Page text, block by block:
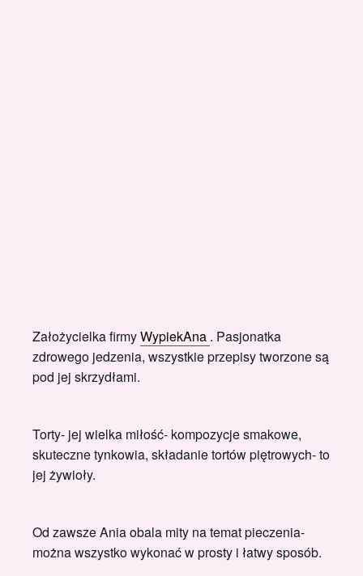
Założycielka firmyWypiekAna . Pasjonatka
zdrowego jedzenia, wszystkie przepisy tworzone są
pod jej skrzydłami.
Torty- jej wielka miłość- kompozycje smakowe,
skuteczne tynkowia, składanie tortów piętrowych- to
jej żywioły.
Od zawsze Ania obala mity na temat pieczenia-
można wszystko wykonać w prosty i łatwy sposób.